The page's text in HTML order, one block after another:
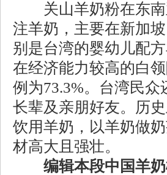
关山羊奶粉在东南
注羊奶，主要在新加
别是台湾的婴幼儿配
在经济能力较高的白
例为73.3%。台湾民
长辈及亲朋好友。历
饮用羊奶，以羊奶做
材高大且强壮。
编辑本段中国羊